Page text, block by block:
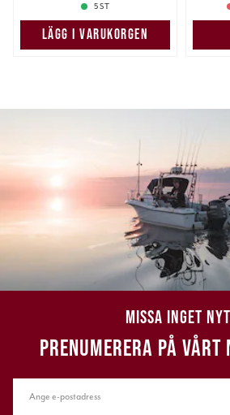
5 ST
LÄGG I VARUKORGEN
MISSA INGET
PRENUMERERA PÅ VÅRT